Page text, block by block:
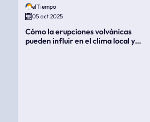
elTiempo
05 oct 2025
Cómo la erupciones volvánicas
pueden influir en el clima local y